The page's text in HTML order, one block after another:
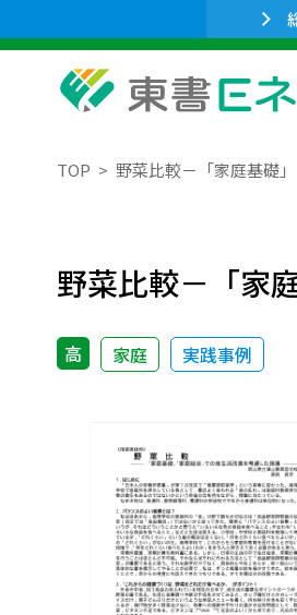
TOP 野菜比較－「家庭基礎
野菜比較－「家
高 家庭 実践事例